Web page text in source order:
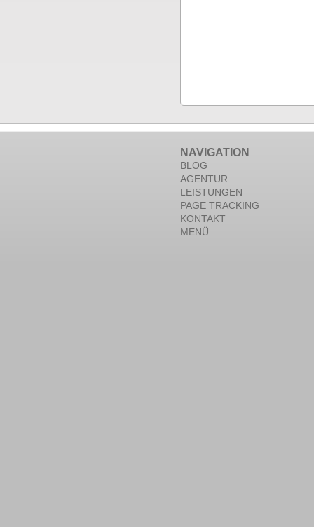
NAVIGATION
BLOG
AGENTUR
LEISTUNGEN
PAGE TRACKING
KONTAKT
MENÜ